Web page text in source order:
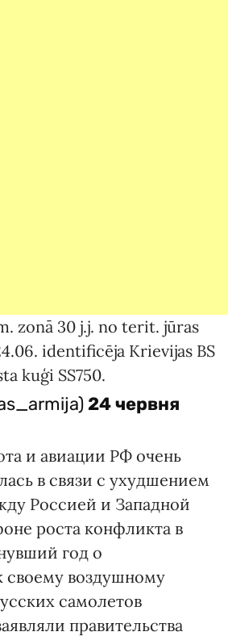
zonā 30 j.j. no terit. jūras
identificēja Krievijas BS
kuģi SS750.
24 червня
и авиации РФ очень
в связи с ухудшением
Россией и Западной
роста конфликта в
год о
воздушному
самолетов
правительства